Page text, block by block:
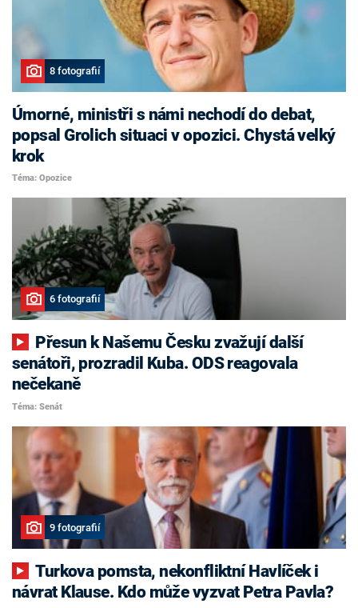
8 fotografií
Úmorné, ministři s námi nechodí do debat,
popsal Grolich situaci v opozici. Chystá velký
krok
Téma: Opozice
6 fotografií
senátoři, prozradil Kuba. ODS reagovala
nečekaně
Téma: Senát
9 fotografií
Turkova pomsta, nekonfliktní Havlíček i
návrat Klause. Kdo může vyzvat Petra Pavla?